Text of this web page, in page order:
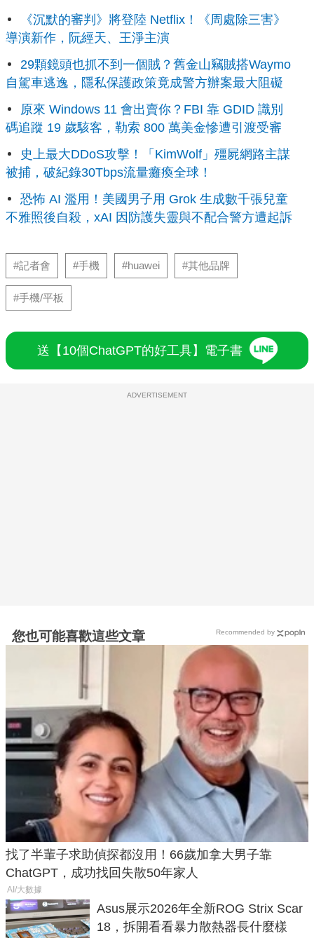
《沉默的審判》將登陸 Netflix！《周處除三害》
導演新作，阮經天、王淨主演
29顆鏡頭也抓不到一個賊？舊金山竊賊搭Waymo
自駕車逃逸，隱私保護政策竟成警方辦案最大阻礙
原來 Windows 11 會出賣你？FBI 靠 GDID 識別
碼追蹤 19 歲駭客，勒索 800 萬美金慘遭引渡受審
史上最大DDoS攻擊！「KimWolf」殭屍網路主謀
被捕，破紀錄30Tbps流量癱瘓全球！
恐怖 AI 濫用！美國男子用 Grok 生成數千張兒童
不雅照後自殺，xAI 因防護失靈與不配合警方遭起訴
#記者會 #手機 #huawei #其他品牌
#手機/平板
送【10個ChatGPT的好工具】電子書
ADVERTISEMENT
您也可能喜歡這些文章
找了半輩子求助偵探都沒用！66歲加拿大男子靠
ChatGPT，成功找回失散50年家人
AI/大數據
Asus展示2026年全新ROG Strix Scar
18，拆開看看暴力散熱器長什麼樣
Recommended by